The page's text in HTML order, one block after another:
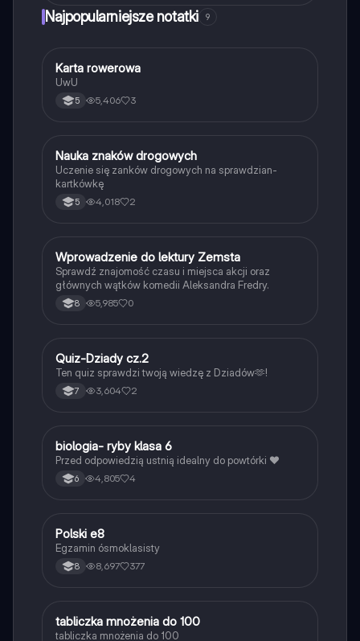
studentów biologii i ekologii. Typ: podsumowanie.
Najpopularniejsze notatki 9
KTechnika
Karta rowerowa
UwU
5 5,406 3
NTechnika
Nauka znaków drogowych
Uczenie się zanków drogowych na sprawdzian-
kartkówkę
5 4,018 2
WJęzyk polski
Wprowadzenie do lektury Zemsta
Sprawdź znajomość czasu i miejsca akcji oraz
głównych wątków komedii Aleksandra Fredry.
8 5,985 0
QJęzyk polski
Quiz-Dziady cz.2
Ten quiz sprawdzi twoją wiedzę z Dziadów🫶!
7 3,604 2
BBiologia
biologia- ryby klasa 6
Przed odpowiedzią ustnią idealny do powtórki ❤️
6 4,805 4
Język polski
Polski e8
Egzamin ósmoklasisty
8 8,697 377
TMatematyka
tabliczka mnożenia do 100
tabliczka mnożenia do 100